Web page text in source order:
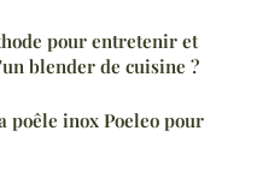
pour entretenir et
blender de cuisine ?
poêle inox Poeleo pour